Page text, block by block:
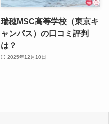
瑞穂MSC高等学校（東京キ
ャンパス）の口コミ評判
は？
2025年12月10日